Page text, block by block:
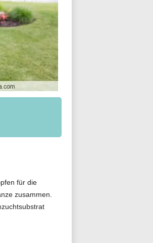
für die
zusammen.